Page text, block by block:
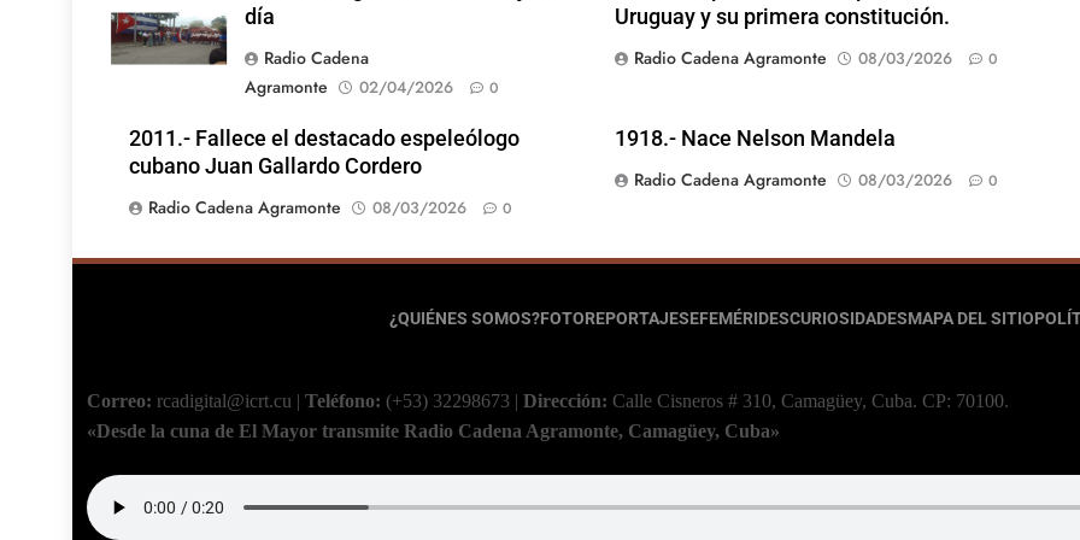
día
Radio Cadena
Agramonte
02/04/2026 0
Uruguay y su primera constitución.
Radio Cadena Agramonte
08/03/2026 0
2011.- Fallece el destacado espeleólogo
cubano Juan Gallardo Cordero
Radio Cadena Agramonte
08/03/2026 0
1918.- Nace Nelson Mandela
Radio Cadena Agramonte
08/03/2026 0
¿QUIÉNES SOMOS?FOTOREPORTAJESEFEMÉRIDESCURIOSIDADESMAPA DEL SITIO
Correo: rcadigital@icrt.cu | Teléfono: (+53) 32298673 | Dirección: Calle Cisneros # 310, Camagüey, Cuba. CP: 70100.
«Desde la cuna de El Mayor transmite Radio Cadena Agramonte, Camagüey, Cuba»